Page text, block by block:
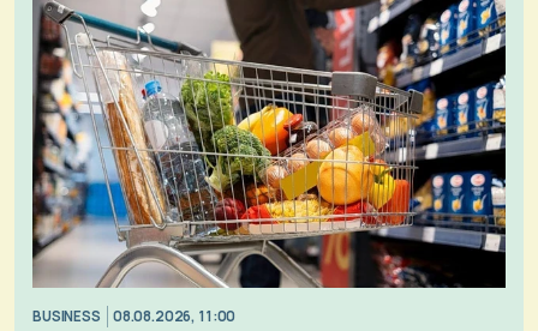
BUSINESS 08.08.2026, 11:00